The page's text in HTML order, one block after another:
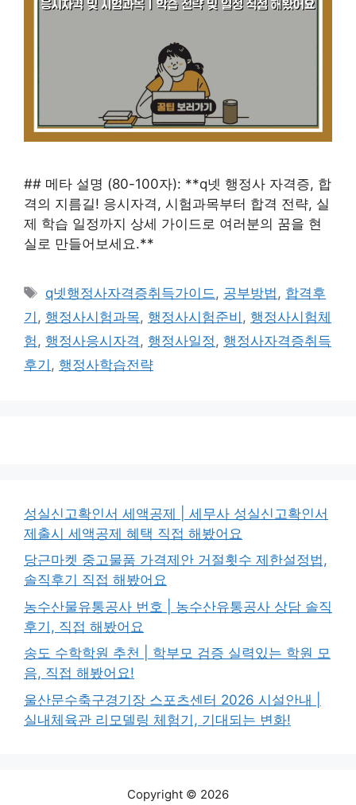
## 메타 설명 (80-100자): **q넷 행정사 자격증, 합
격의 지름길! 응시자격, 시험과목부터 합격 전략, 실
제 학습 일정까지 상세 가이드로 여러분의 꿈을 현
실로 만들어보세요.**
태
그
q넷행정사자격증취득가이드 , 공부방법 , 합격후
기 , 행정사시험과목, 행정사시험준비 , 행정사시험체
험 , 행정사응시자격 , 행정사일정 , 행정사자격증취득
후기 , 행정사학습전략
성실신고확인서 세액공제 | 세무사 성실신고확인서
제출시 세액공제 혜택 직접 해봤어요
당근마켓 중고물품 가격제안 거절횟수 제한설정법,
솔직후기 직접 해봤어요
농수산물유통공사 번호 | 농수산유통공사 상담 솔직
후기, 직접 해봤어요
송도 수학학원 추천 | 학부모 검증 실력있는 학원 모
음, 직접 해봤어요!
울산문수축구경기장 스포츠센터 2026 시설안내 |
실내체육관 리모델링 체험기, 기대되는 변화!
Copyright © 2026